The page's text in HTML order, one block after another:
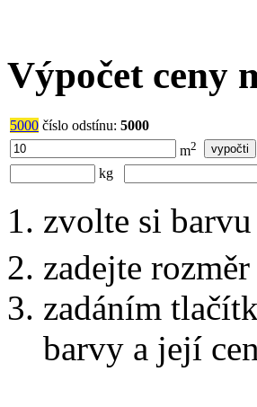
Výpočet ceny
5000 číslo odstínu: 5000
m2
kg
zvolte si
zadejte
zadáním
barvy a její